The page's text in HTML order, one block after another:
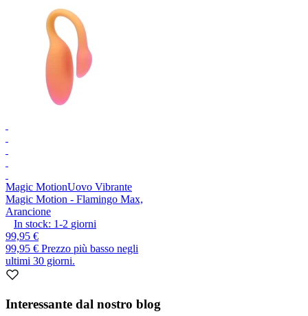
Magic MotionUovo Vibrante
Magic Motion - Flamingo Max,
Arancione
In stock: 1-2 giorni
99,95 €
99,95 € Prezzo più basso negli
ultimi 30 giorni.
Interessante dal nostro blog